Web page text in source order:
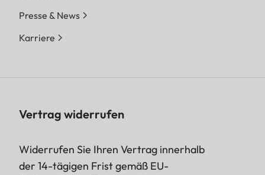
Presse & News
Karriere
Vertrag widerrufen
Widerrufen Sie Ihren Vertrag innerhalb
der 14-tägigen Frist gemäß EU-